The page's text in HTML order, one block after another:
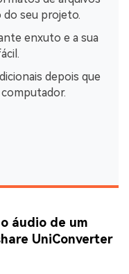
do seu projeto.
enxuto e a sua
depois que
áudio de um
UniConverter